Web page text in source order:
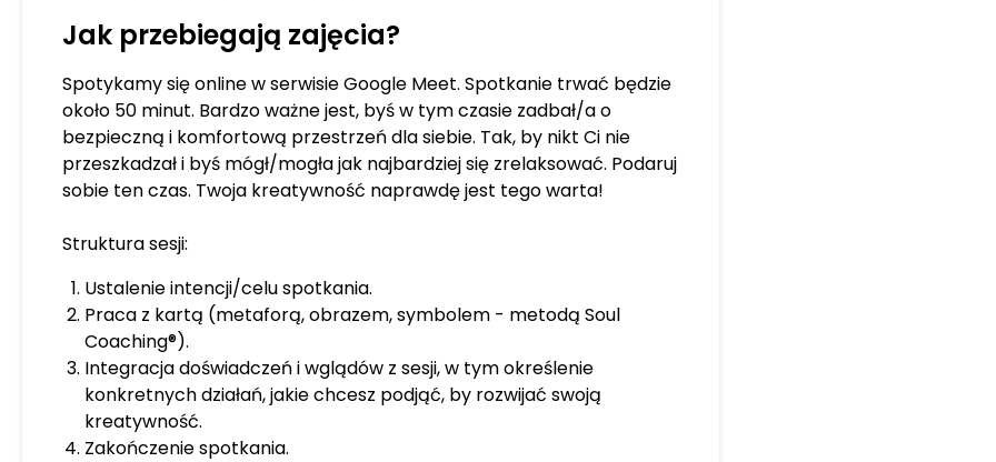
Jak przebiegają zajęcia?
Spotykamy się online w serwisie Google Meet. Spotkanie trwać będzie
około 50 minut. Bardzo ważne jest, byś w tym czasie zadbał/a o
bezpieczną i komfortową przestrzeń dla siebie. Tak, by nikt Ci nie
przeszkadzał i byś mógł/mogła jak najbardziej się zrelaksować. Podaruj
sobie ten czas. Twoja kreatywność naprawdę jest tego warta!
Struktura sesji:
Ustalenie intencji/celu spotkania.
Praca z kartą (metaforą, obrazem, symbolem - metodą Soul
Coaching®).
Integracja doświadczeń i wglądów z sesji, w tym określenie
konkretnych działań, jakie chcesz podjąć, by rozwijać swoją
kreatywność.
Zakończenie spotkania.